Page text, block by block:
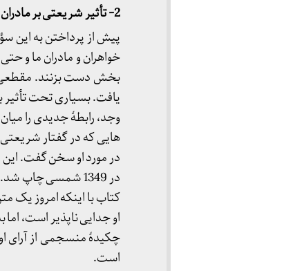
‎2- تأثیر شریعتی بر مادران و خواهران ما
پیش از پرداختن به این
خواهران و مادران ما و
بخش دست بزنند. مقطعی
یافت. بسیاری تحت تأثیر
وجد، رابطۀ جدیدی را
هایی که در گفتار
در مورد او سخن گفت. این
در 1349 شمسی چاپ
کتاب با اینکه امروز یک
او جدایی ناپذیر است،
چکیدۀ منسجمی از آرای
است.